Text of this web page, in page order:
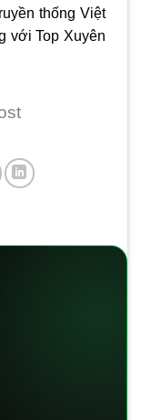
thống Việt
với Top Xuyên